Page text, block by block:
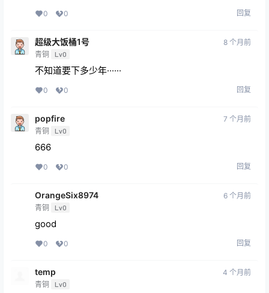
0 0 回复
超级大饭桶1号
青铜 Lv0
8 个月前
不知道要下多少年······
0 0 回复
popfire
青铜 Lv0
7 个月前
666
0 0 回复
OrangeSix8974
青铜 Lv0
6 个月前
good
0 0 回复
temp
青铜 Lv0
4 个月前